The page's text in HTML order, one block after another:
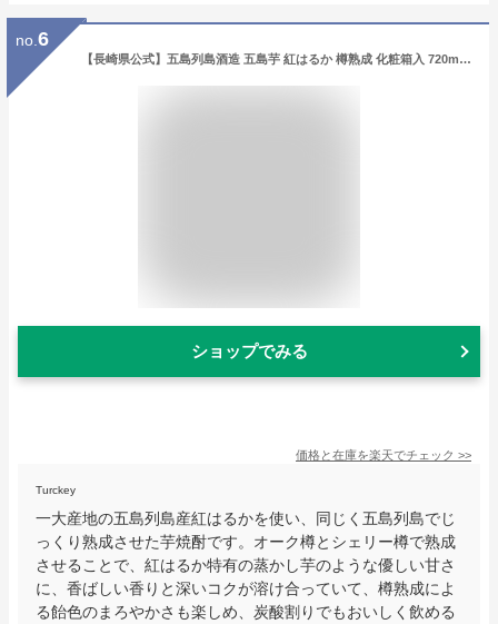
no. 6
【長崎県公式】五島列島酒造 五島芋 紅はるか 樽熟成 化粧箱入 720ml | お祝い返し お返し 退職祝い お祝い 結婚内祝い 結婚祝い 還暦祝い 出産内祝い お酒 ギフト 誕生日プレゼント お取り寄せ 九州
ショップでみる
価格と在庫を楽天でチェック >>
Turckey
一大産地の五島列島産紅はるかを使い、同じく五島列島でじ
っくり熟成させた芋焼酎です。オーク樽とシェリー樽で熟成
させることで、紅はるか特有の蒸かし芋のような優しい甘さ
に、香ばしい香りと深いコクが溶け合っていて、樽熟成によ
る飴色のまろやかさも楽しめ、炭酸割りでもおいしく飲める